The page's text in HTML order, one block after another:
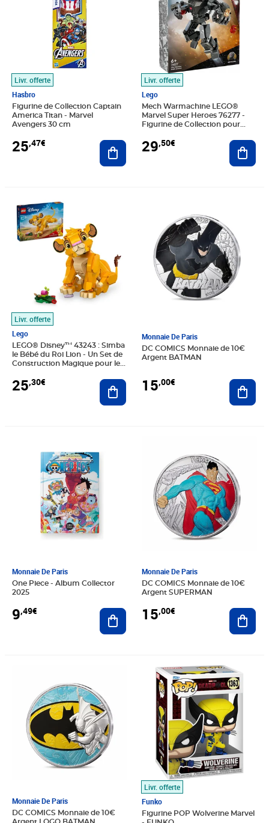
Livr. offerte
Hasbro
Figurine de Collection Captain
America Titan - Marvel
Avengers 30 cm
25,47€ Ajouter au panier
Livr. offerte
Lego
Mech Warmachine LEGO®
Marvel Super Heroes 76277 -
Figurine de Collection pour
29,50€
Livr. offerte
Lego
LEGO® Disney™ 43243 : Simba
le Bébé du Roi Lion - Un Set de
Construction Magique pour les
25,30€
Prix 25,30€
Ajouter au panier
Monnaie De Paris
DC COMICS Monnaie de 10€
Argent BATMAN
15,00€
Monnaie De Paris
One Piece - Album Collector
2025
9,49€ Ajouter au panier
Monnaie De Paris
DC COMICS Monnaie de 10€
Argent SUPERMAN
15,00€
Monnaie De Paris
DC COMICS Monnaie de 10€
Livr. offerte
Funko
Figurine POP Wolverine Marvel
Prix 20,79€